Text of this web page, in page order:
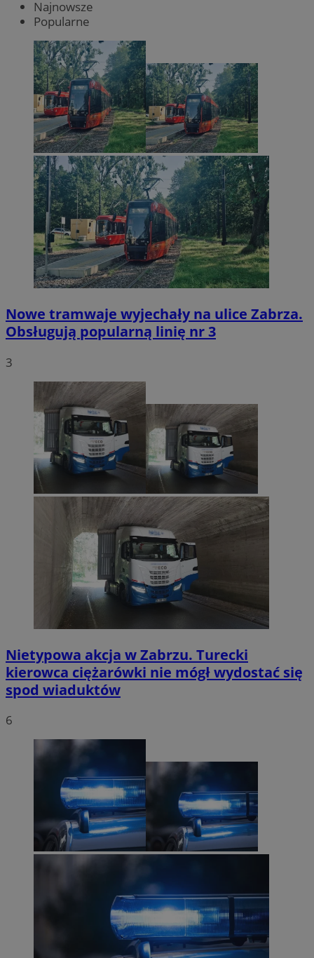
Najnowsze
Popularne
Nowe tramwaje wyjechały na ulice Zabrza.
Obsługują popularną linię nr 3
3
Nietypowa akcja w Zabrzu. Turecki
kierowca ciężarówki nie mógł wydostać się
spod wiaduktów
6